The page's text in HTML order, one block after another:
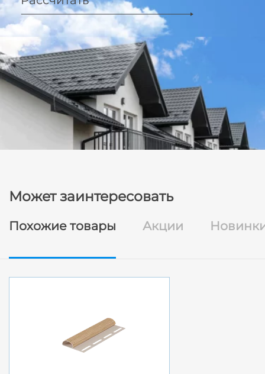
Может заинтересовать
Похожие товары Акции